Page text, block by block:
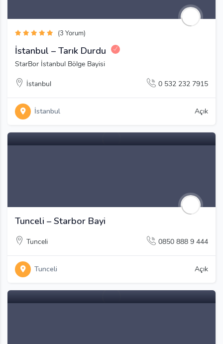
(3 Yorum)
İstanbul – Tarık Durdu
StarBor İstanbul Bölge Bayisi
İstanbul 0 532 232 7915
İstanbul Açık
Tunceli – Starbor Bayi
Tunceli 0850 888 9 444
Tunceli Açık